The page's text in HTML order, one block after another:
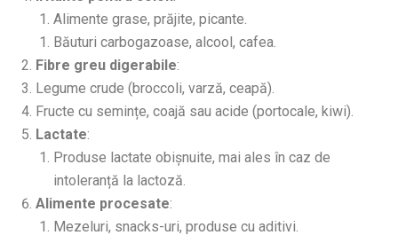
Alimente grase, prăjite, picante.
Băuturi carbogazoase, alcool, cafea.
Fibre greu digerabile:
Legume crude (broccoli, varză, ceapă).
Fructe cu semințe, coajă sau acide (portocale, kiwi).
Lactate:
Produse lactate obișnuite, mai ales în caz de
intoleranță la lactoză.
Alimente procesate:
Mezeluri, snacks-uri, produse cu aditivi.